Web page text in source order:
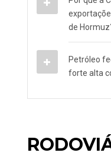
de
Petróleo
forte alta